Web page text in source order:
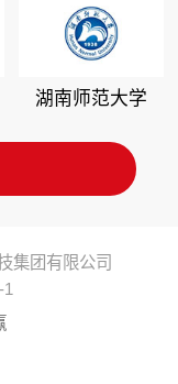
湖南师范大学
集团有限公司
1